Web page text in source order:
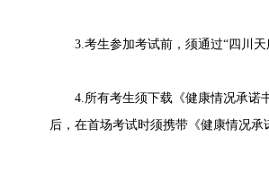
3.考生参加考试前，须通过“四川天
4.所有考生须下载《健康情况承诺
后，在首场考试时须携带《健康情况